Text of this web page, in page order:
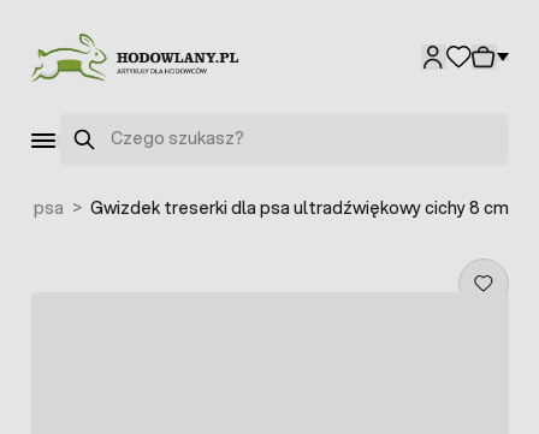
Szukaj
psa > Gwizdek treserki dla psa ultradźwiękowy cichy 8 cm